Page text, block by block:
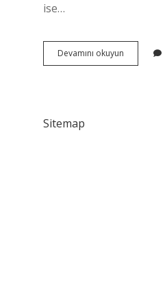
ise…
Devamını okuyun Dönerci
Dükkanı
Sitemap